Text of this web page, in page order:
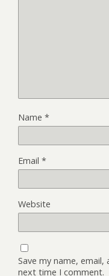
Name *
Email *
Website
Save my name,
next time I comment.